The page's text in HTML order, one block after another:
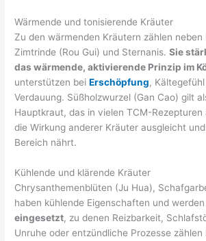
Wärmende und tonisierende Kräuter
Zu den wärmenden Kräutern zählen neben
Zimtrinde (Rou Gui) und Sternanis.Sie
das wärmende, aktivierende Prinzip im
unterstützen beiErschöpfung,
Verdauung. Süßholzwurzel (Gan Cao) gilt
Hauptkraut, das in vielen TCM-
die Wirkung anderer Kräuter ausgleicht
Bereich nährt.
Kühlende und klärende Kräuter
Chrysanthemenblüten (Ju Hua),
haben kühlende Eigenschaften und
eingesetzt, zu denen Reizbarkeit,
Unruhe oder entzündliche Prozesse zählen